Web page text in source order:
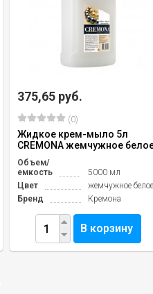
375,65 руб.
(0)
Жидкое крем-мыло 5л
CREMONA жемчужное
Объем/
емкость
5000 мл
Цвет
жемчужное белое
Бренд
Кремона
В корзину